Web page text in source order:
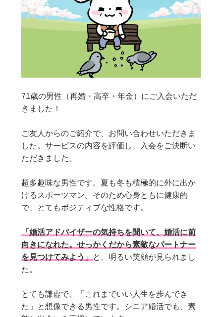
71歳の男性（再婚・高卒・年金）にご入会いただ
きました！
ご友人からのご紹介で、お問い合わせいただきま
した。サービスの内容を評価し、入会をご決断い
ただきました。
超多趣味な男性です。夏も冬も積極的に外に出か
けるスポーツマン。そのため心身ともに健康的
で、とてもポジティブな性格です。
「婚活アドバイザーの気持ちを聞いて、婚活に前
向きになれた。せっかくだから素敵なパートナー
を見つけてみよう」
と、明るい笑顔が見られまし
た。
とても謙虚で、「これまでいい人生を歩んでき
た」と想像できる男性です。シニア婚活でも、素